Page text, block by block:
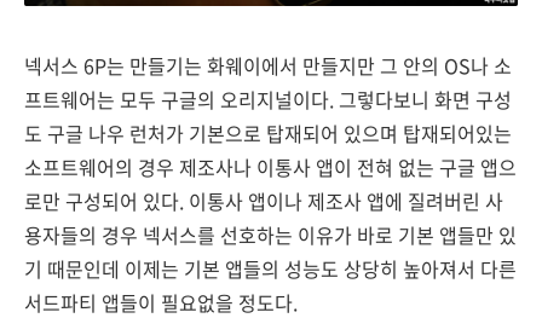
넥서스 6P는 만들기는 화웨이에서 만들지만 그 안의 OS나 소
프트웨어는 모두 구글의 오리지널이다. 그렇다보니 화면 구성
도 구글 나우 런처가 기본으로 탑재되어 있으며 탑재되어있는
소프트웨어의 경우 제조사나 이통사 앱이 전혀 없는 구글 앱으
로만 구성되어 있다. 이통사 앱이나 제조사 앱에 질려버린 사
용자들의 경우 넥서스를 선호하는 이유가 바로 기본 앱들만 있
기 때문인데 이제는 기본 앱들의 성능도 상당히 높아져서 다른
서드파티 앱들이 필요없을 정도다.